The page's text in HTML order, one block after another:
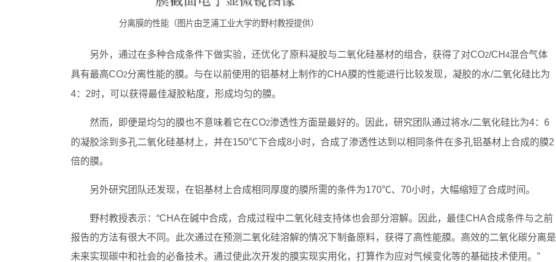
分离膜的性能（图片由芝浦工业大学的野村教授提供）
另外，通过在多种合成条件下做实验，还优化了原料凝胶与二氧化硅基材的组合，获得了对CO2/CH 4混合气体
具有最高CO2分离性能的膜。与在以前使用的铝基材上制作的CHA膜的性能进行比较发现，凝胶的水/二氧化硅比为
4：2时，可以获得最佳凝胶粘度，形成均匀的膜。
然而，即便是均匀的膜也不意味着它在CO2渗透性方面是最好的。因此，研究团队通过将水/二氧化硅比为4：6
的凝胶涂到多孔二氧化硅基材上，并在150℃下合成8小时，合成了渗透性达到以相同条件在多孔铝基材上合成的膜2
倍的膜。
另外研究团队还发现，在铝基材上合成相同厚度的膜所需的条件为170℃、70小时，大幅缩短了合成时间。
野村教授表示：“CHA在碱中合成，合成过程中二氧化硅支持体也会部分溶解。因此，最佳CHA合成条件与之前
报告的方法有很大不同。此次通过在预测二氧化硅溶解的情况下制备原料，获得了高性能膜。高效的二氧化碳分离是
未来实现碳中和社会的必备技术。通过使此次开发的膜实现实用化，打算作为应对气候变化等的基础技术使用。”